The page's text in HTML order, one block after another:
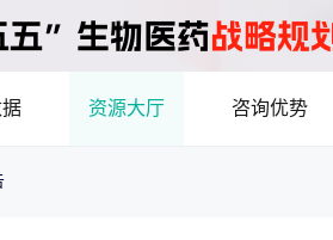
资源大厅 咨询优势